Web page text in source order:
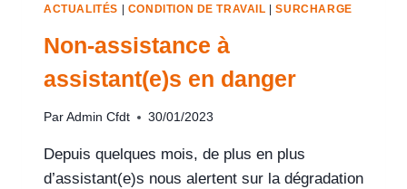
ACTUALITÉS | CONDITION DE TRAVAIL |SURCHARGE
Non-assistance à
assistant(e)s en danger
Par Admin Cfdt 30/01/2023
Depuis quelques mois, de plus en plus
d’assistant(e)s nous alertent sur la dégradation